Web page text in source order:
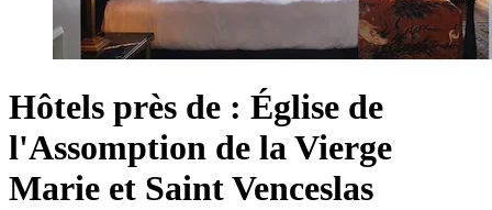
Hôtels près de : Église de
l'Assomption de la Vierge
Marie et Saint Venceslas